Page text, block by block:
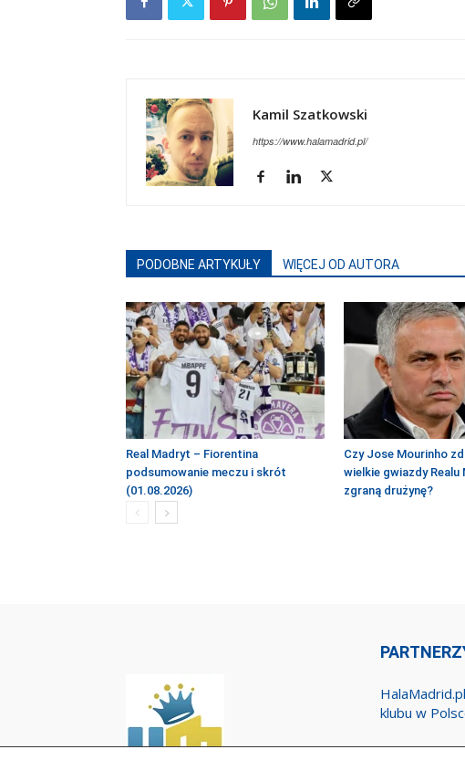
Kamil Szatkowski
https://www.halamadrid.pl/
PODOBNE ARTYKUŁY WIĘCEJ OD AUTORA
Real Madryt – Fiorentina
podsumowanie meczu i skrót
(01.08.2026)
Czy Jose Mourinho
wielkie gwiazdy Realu
zgraną drużynę?
klubu w